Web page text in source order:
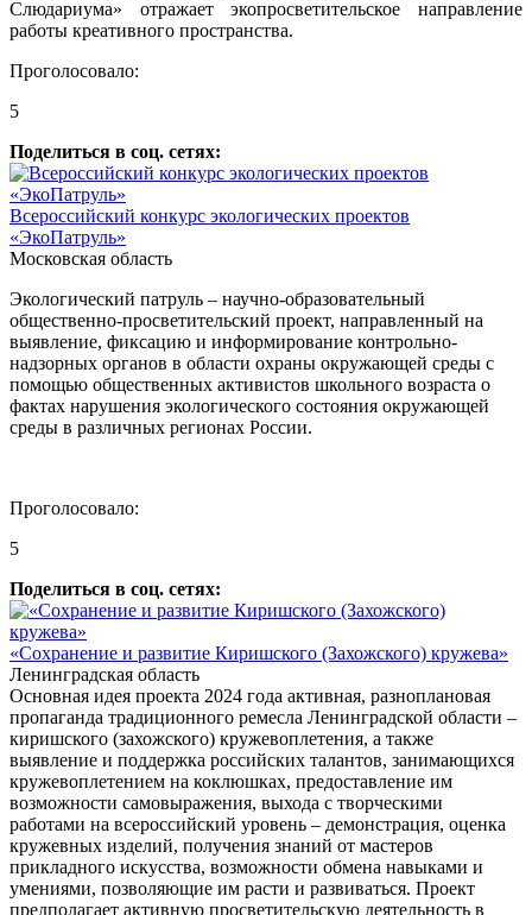
Слюдариума» отражает экопросветительское направление
работы креативного пространства.
Проголосовало:
5
Поделиться в соц. сетях:
Всероссийский конкурс экологических проектов
«ЭкоПатруль»
Московская область
Экологический патруль – научно-образовательный
общественно-просветительский проект, направленный на
выявление, фиксацию и информирование контрольно-
надзорных органов в области охраны окружающей среды с
помощью общественных активистов школьного возраста о
фактах нарушения экологического состояния окружающей
среды в различных регионах России.
Проголосовало:
5
Поделиться в соц. сетях:
«Сохранение и развитие Киришского (Захожского) кружева»
Ленинградская область
Основная идея проекта 2024 года активная, разноплановая
пропаганда традиционного ремесла Ленинградской области –
киришского (захожского) кружевоплетения, а также
выявление и поддержка российских талантов, занимающихся
кружевоплетением на коклюшках, предоставление им
возможности самовыражения, выхода с творческими
работами на всероссийский уровень – демонстрация, оценка
кружевных изделий, получения знаний от мастеров
прикладного искусства, возможности обмена навыками и
умениями, позволяющие им расти и развиваться. Проект
предполагает активную просветительскую деятельность в